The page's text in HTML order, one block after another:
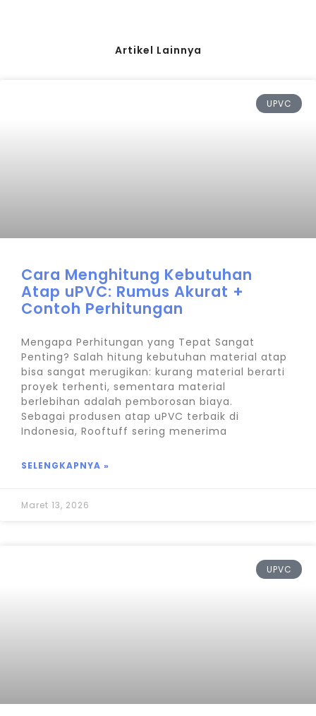
Artikel Lainnya
UPVC
Cara Menghitung Kebutuhan
Atap uPVC: Rumus Akurat +
Contoh Perhitungan
Mengapa Perhitungan yang Tepat Sangat
Penting? Salah hitung kebutuhan material atap
bisa sangat merugikan: kurang material berarti
proyek terhenti, sementara material
berlebihan adalah pemborosan biaya.
Sebagai produsen atap uPVC terbaik di
Indonesia, Rooftuff sering menerima
SELENGKAPNYA »
Maret 13, 2026
UPVC